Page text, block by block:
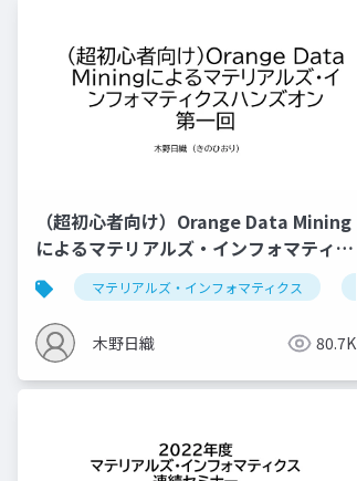
（超初心者向け）Orange Data Mining
によるマテリアルズ・インフォマティク
スハンズオン第一回
マテリアルズ・インフォマティクス
木野日織 80.7K